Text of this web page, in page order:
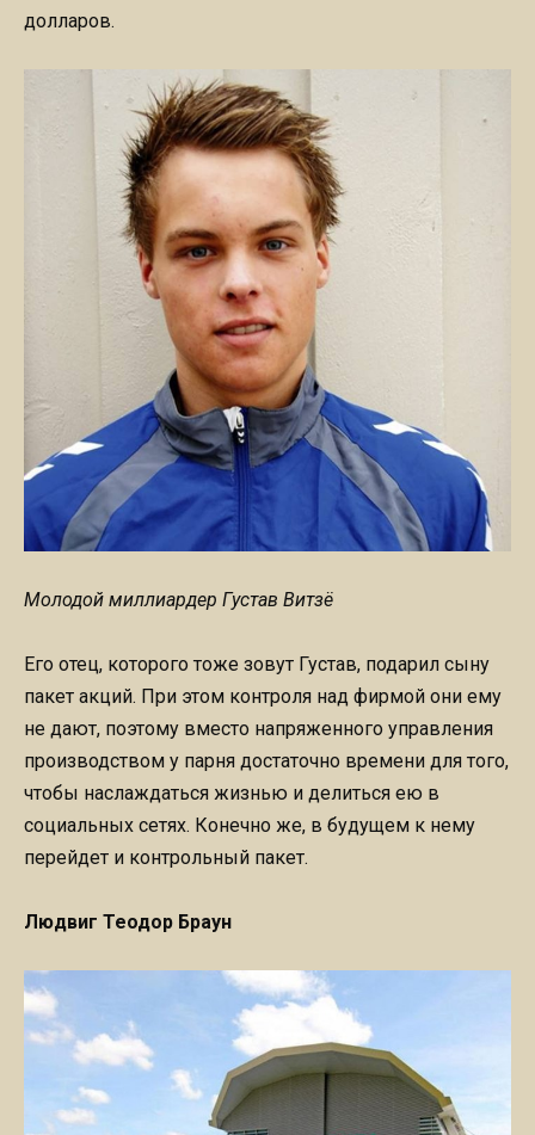
долларов.
Молодой миллиардер Густав Витзё
Его отец, которого тоже зовут Густав, подарил сыну
пакет акций. При этом контроля над фирмой они ему
не дают, поэтому вместо напряженного управления
производством у парня достаточно времени для того,
чтобы наслаждаться жизнью и делиться ею в
социальных сетях. Конечно же, в будущем к нему
перейдет и контрольный пакет.
Людвиг Теодор Браун